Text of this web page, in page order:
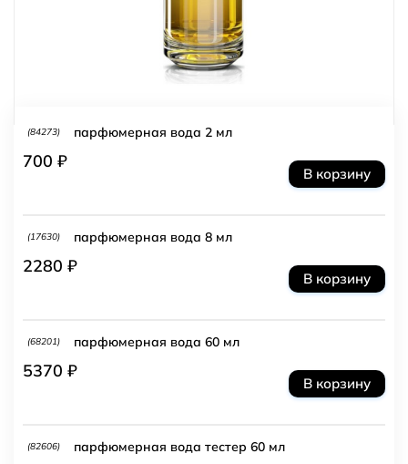
(84273) парфюмерная вода 2 мл
700 ₽
В корзину
(17630) парфюмерная вода 8 мл
2280 ₽
В корзину
(68201) парфюмерная вода 60 мл
5370 ₽
В корзину
(82606) парфюмерная вода тестер 60 мл